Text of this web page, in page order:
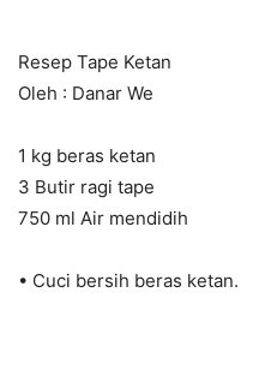
Resep Tape Ketan
Oleh : Danar We
1 kg beras ketan
3 Butir ragi tape
750 ml Air mendidih
• Cuci bersih beras ketan.